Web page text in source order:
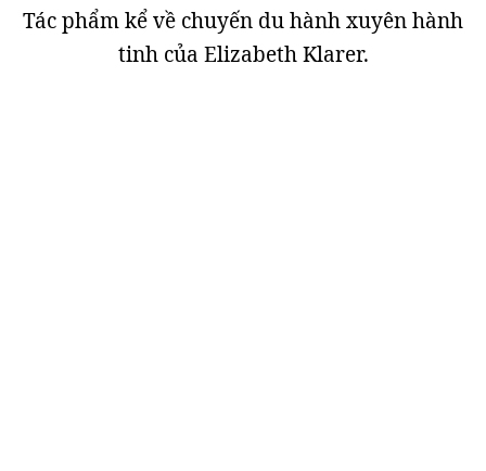
Tác phẩm kể về chuyến du hành xuyên hành
tinh của Elizabeth Klarer.